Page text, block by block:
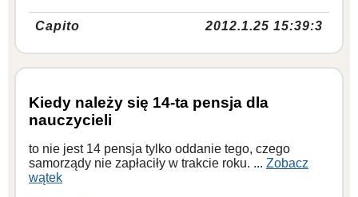
Capito 2012.1.25 15:39:3
Kiedy należy się 14-ta pensja dla
nauczycieli
to nie jest 14 pensja tylko oddanie tego, czego
samorządy nie zapłaciły w trakcie roku. ... Zobacz
wątek